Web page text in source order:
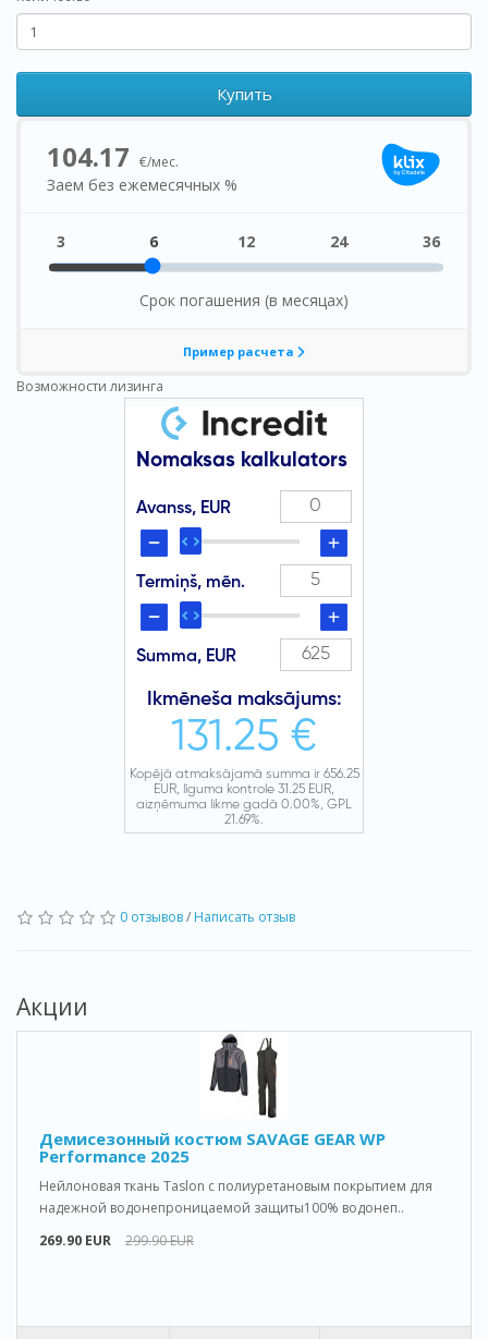
Купить
Возможности лизинга
0 отзывов/ Написать отзыв
Акции
Демисезонный костюм SAVAGE GEAR WP
Performance 2025
Нейлоновая ткань Taslon с полиуретановым покрытием для
надежной водонепроницаемой защиты100% водонеп..
269.90 EUR
299.90 EUR